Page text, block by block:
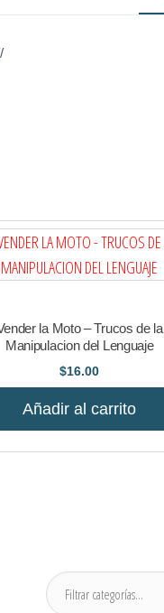
la Moto – Trucos de la
Manipulacion del Lenguaje
$16.00
Añadir al carrito